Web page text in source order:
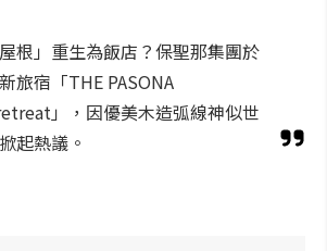
根」重生為飯店？保聖那集團於
旅宿「THE PASONA
」，因優美木造弧線神似世
起熱議。